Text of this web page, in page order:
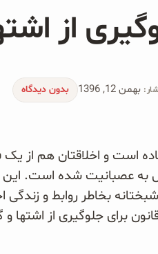
هلو
۲۰۰ گرمی
بهمن 12, 1396 بدون دیدگاه
است و اخلاقتان هم از
عصبانیت شده است. این
بخاطر روابط و زندگی